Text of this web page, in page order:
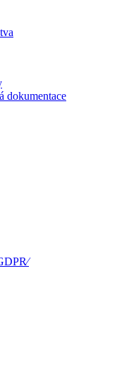
dokumentace